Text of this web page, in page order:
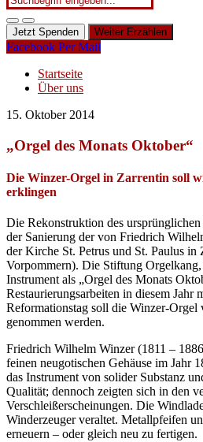
Jetzt Spenden Weiter Erzählen
Facebook Per Mail
Startseite
Über uns
15. Oktober 2014
„Orgel des Monats Oktober“
Die Winzer-Orgel in Zarrentin soll
erklingen
Die Rekonstruktion des
der Sanierung der von Friedrich
der Kirche St. Petrus und St. Paulus
Vorpommern). Die Stiftung Orgelkang,
Instrument als „Orgel des Monats
Restaurierungsarbeiten in diesem Jahr
Reformationstag soll die Winzer-Orgel
genommen werden.
Friedrich Wilhelm Winzer (1811 –
feinen neugotischen Gehäuse im Jahr
das Instrument von solider Substanz
Qualität; dennoch zeigten sich in den
Verschleißerscheinungen. Die
Winderzeuger veraltet. Metallpfeifen
erneuern – oder gleich neu zu fertigen.